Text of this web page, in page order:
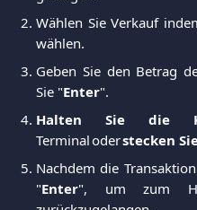
Wählen Sie Verkauf
wählen.
Geben Sie den Betrag
Sie "Enter".
Halten Sie die
Terminal oderstecken
Nachdem die
"Enter", um zum